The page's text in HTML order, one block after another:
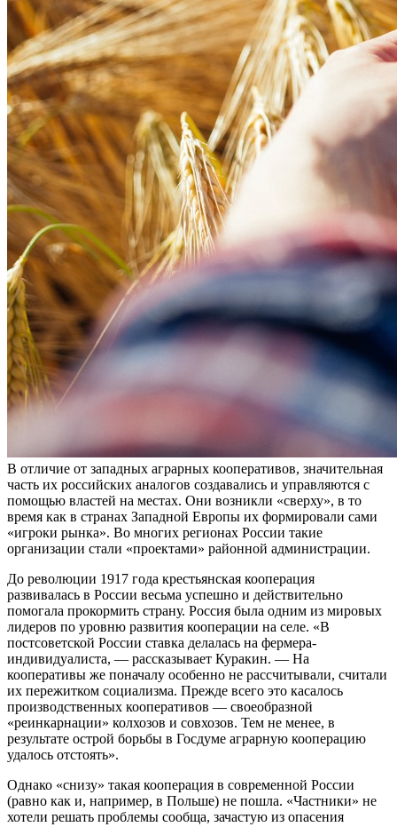
В отличие от западных аграрных кооперативов, значительная
часть их российских аналогов создавались и управляются с
помощью властей на местах. Они возникли «сверху», в то
время как в странах Западной Европы их формировали сами
«игроки рынка». Во многих регионах России такие
организации стали «проектами» районной администрации.
До революции 1917 года крестьянская кооперация
развивалась в России весьма успешно и действительно
помогала прокормить страну. Россия была одним из мировых
лидеров по уровню развития кооперации на селе. «В
постсоветской России ставка делалась на фермера-
индивидуалиста, — рассказывает Куракин. — На
кооперативы же поначалу особенно не рассчитывали, считали
их пережитком социализма. Прежде всего это касалось
производственных кооперативов — своеобразной
«реинкарнации» колхозов и совхозов. Тем не менее, в
результате острой борьбы в Госдуме аграрную кооперацию
удалось отстоять».
Однако «снизу» такая кооперация в современной России
(равно как и, например, в Польше) не пошла. «Частники» не
хотели решать проблемы сообща, зачастую из опасения